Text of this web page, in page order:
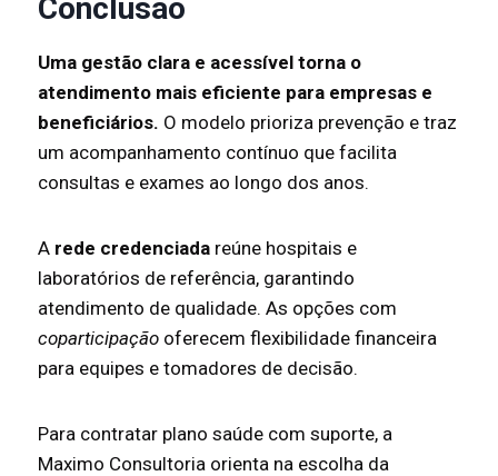
Conclusão
Uma gestão clara e acessível torna o
atendimento mais eficiente para empresas e
beneficiários. O modelo prioriza prevenção e traz
um acompanhamento contínuo que facilita
consultas e exames ao longo dos anos.
A rede credenciada reúne hospitais e
laboratórios de referência, garantindo
atendimento de qualidade. As opções com
coparticipação oferecem flexibilidade financeira
para equipes e tomadores de decisão.
Para contratar plano saúde com suporte, a
Maximo Consultoria orienta na escolha da